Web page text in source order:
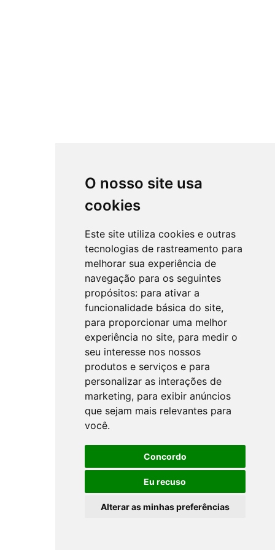
O nosso site usa
cookies
Este site utiliza cookies e outras
tecnologias de rastreamento para
melhorar sua experiência de
navegação para os seguintes
propósitos: para ativar a
funcionalidade básica do site,
para proporcionar uma melhor
experiência no site, para medir o
seu interesse nos nossos
produtos e serviços e para
personalizar as interações de
marketing, para exibir anúncios
que sejam mais relevantes para
você.
Concordo
Eu recuso
Alterar as minhas preferências